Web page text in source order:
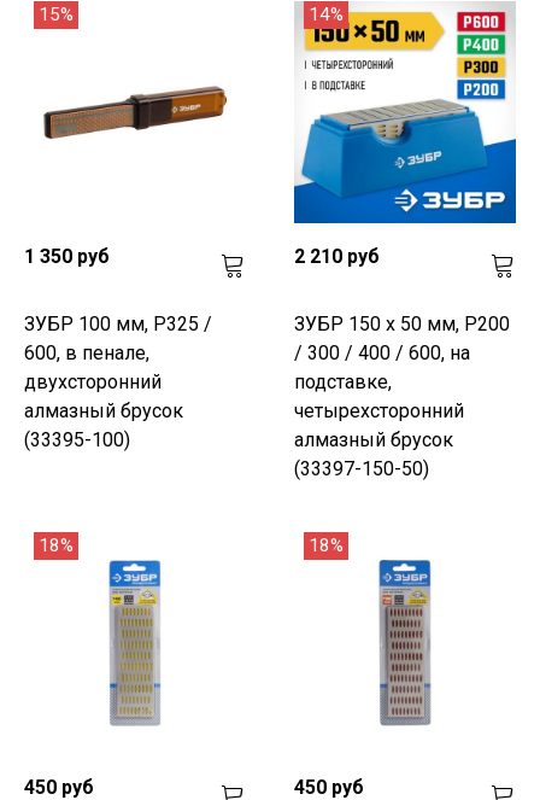
15%
1 350 руб
ЗУБР 100 мм, P325 /
600, в пенале,
двухсторонний
алмазный брусок
(33395-100)
14%
2 210 руб
ЗУБР 150 х 50 мм, P200
/ 300 / 400 / 600, на
подставке,
четырехсторонний
алмазный брусок
(33397-150-50)
18%
450 руб
18%
450 руб